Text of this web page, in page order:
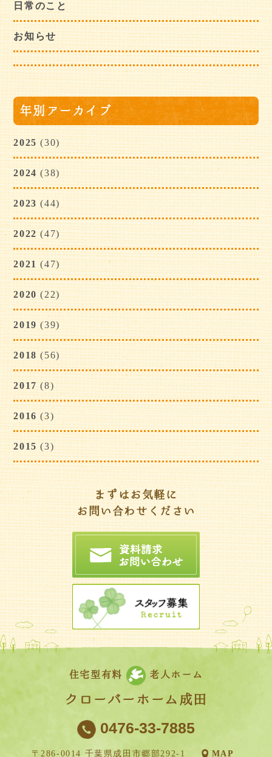
日常のこと
お知らせ
年別アーカイブ
2025(30)
2024 (38)
2023(44)
2022(47)
2021(47)
2020 (22)
2019 (39)
2018(56)
2017(8)
2016 (3)
2015(3)
まずはお気軽に
お問い合わせください
住宅型有料 老人ホーム
クローバーホーム成田
0476-33-7885
〒286-0014 千葉県成田市郷部292-1 MAP